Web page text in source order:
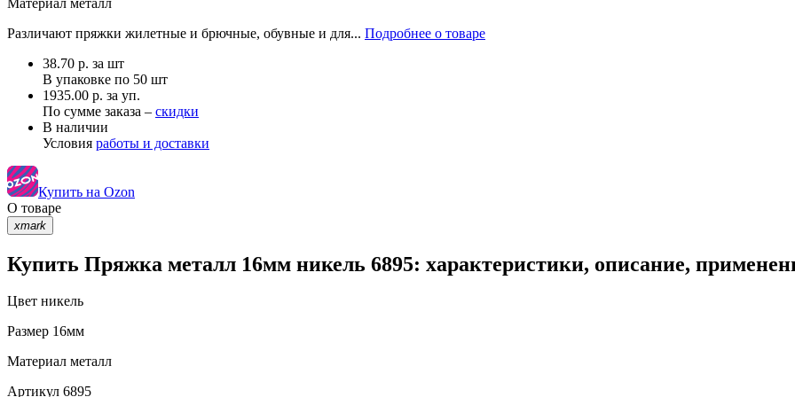
Различают пряжки жилетные и брючные, обувные и для... Подробнее о товаре
38.70 р. за шт
В упаковке по 50 шт
1935.00 р. за уп.
По сумме заказа – скидки
В наличии
Условия работы и доставки
Купить на Ozon
О товаре
xmark
Купить Пряжка металл 16мм никель 6895: характеристики, описание,
Цвет никель
Размер 16мм
Материал металл
Артикул 6895